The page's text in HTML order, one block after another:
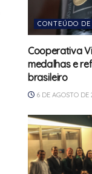
CONTEÚDO
Cooperativa
medalhas e
brasileiro
6 DE AGOSTO DE